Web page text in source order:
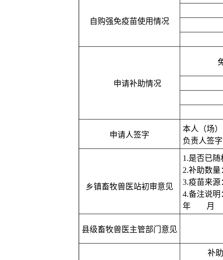
自购强免疫苗使用情况
申请补助情况
申请人签字
本人（场
负责人
乡镇畜牧兽医站初审意见
1.是否已
2.补助数
3.疫苗来
4.备注说明
年 月
县级畜牧兽医主管部门意见
补